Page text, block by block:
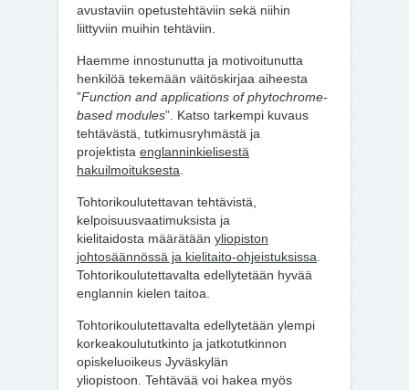
avustaviin opetustehtäviin sekä niihin
liittyviin muihin tehtäviin.
Haemme innostunutta ja motivoitunutta
henkilöä tekemään väitöskirjaa aiheesta
”Function and applications of phytochrome-
based modules”. Katso tarkempi kuvaus
tehtävästä, tutkimusryhmästä ja
projektista englanninkielisestä
hakuilmoituksesta
Tohtorikoulutettavan tehtävistä,
kelpoisuusvaatimuksista ja
kielitaidosta määrätään yliopiston
johtosäännössä ja kielitaito-ohjeistuksissa
Tohtorikoulutettavalta edellytetään hyvää
englannin kielen taitoa.
Tohtorikoulutettavalta edellytetään ylempi
korkeakoulututkinto ja jatkotutkinnon
opiskeluoikeus Jyväskylän
yliopistoon. Tehtävää voi hakea myös